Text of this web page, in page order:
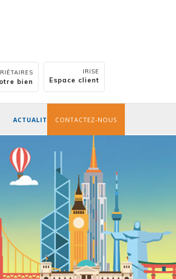
bien
IRISE
Espace client
ACTUALITÉS CONTACTEZ-NOUS